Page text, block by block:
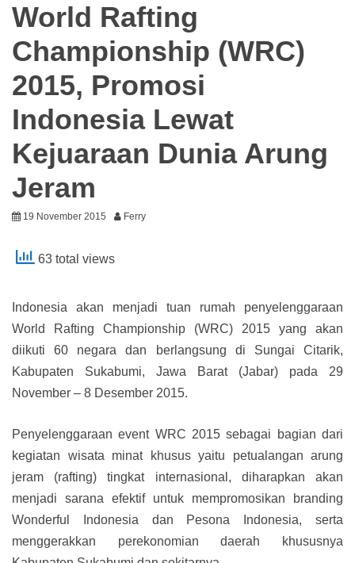
World Rafting
Championship (WRC)
2015, Promosi
Indonesia Lewat
Kejuaraan Dunia Arung
Jeram
19 November 2015 Ferry
63 total views
Indonesia akan menjadi tuan rumah penyelenggaraan
World Rafting Championship (WRC) 2015 yang akan
diikuti 60 negara dan berlangsung di Sungai Citarik,
Kabupaten Sukabumi, Jawa Barat (Jabar) pada 29
November – 8 Desember 2015.
Penyelenggaraan event WRC 2015 sebagai bagian dari
kegiatan wisata minat khusus yaitu petualangan arung
jeram (rafting) tingkat internasional, diharapkan akan
menjadi sarana efektif untuk mempromosikan branding
Wonderful Indonesia dan Pesona Indonesia, serta
menggerakkan perekonomian daerah khususnya